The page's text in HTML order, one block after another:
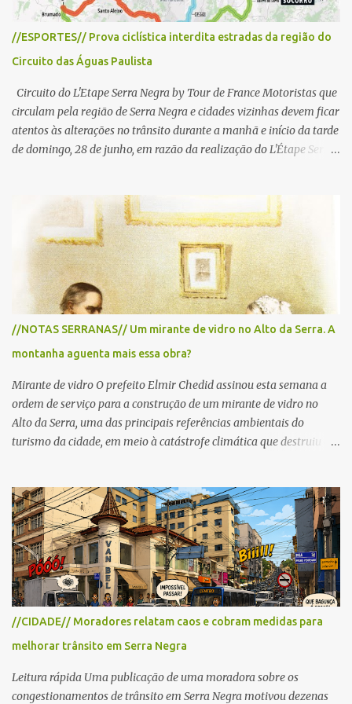
//ESPORTES// Prova ciclística interdita estradas da região do
Circuito das Águas Paulista
Circuito do L'Etape Serra Negra by Tour de France Motoristas que
circulam pela região de Serra Negra e cidades vizinhas devem ficar
atentos às alterações no trânsito durante a manhã e início da tarde
de domingo, 28 de junho, em razão da realização do L'Étape Serra
reunirá atletas de diferentes regiões do país e terá percursos
passando pelos municípios de Serra Negra, Amparo, Monte Alegre
do Sul, Lindoia e Socorro. Para garantir a segurança dos
participantes e do público, diversos trechos de rodovias e estradas
da região serão interditados temporariamente ao longo da prova.
A largada será na Rua Coronel Pedro Penteado, em Serra Negra,
para cerca de 2.000 ciclistas, às 6h30. De acordo com o
cronograma da organização e de todas as prefeituras envolvidas,
as interdições ocorrerão de forma programada e os trechos serão
//NOTAS SERRANAS// Um mirante de vidro no Alto da Serra. A
montanha aguenta mais essa obra?
Mirante de vidro O prefeito Elmir Chedid assinou esta semana a
ordem de serviço para a construção de um mirante de vidro no
Alto da Serra, uma das principais referências ambientais do
turismo da cidade, em meio à catástrofe climática que destruiu o
ambiental nas políticas públicas. Preservação permanente O Alto
da Serra está localizado em uma das Áreas de Preservação
Permanente no município, chamadas de APP no Código Florestal
Brasileiro, Lei nº 12.651/12. As APPS são protegidas com a função
ambiental de preservar os recursos hídricos, a paisagem, a
proteção do solo e a biodiversidade para assegurar a qualidade de
vida da população. No local já estão instaladas torres de
transmissão de televisão e telefonia celular, contêineres de uso
comercial, sanitário público, pequenas construções e uma rampa
obra? Im...
//CIDADE// Moradores relatam caos e cobram medidas para
melhorar trânsito em Serra Negra
Leitura rápida Uma publicação de uma moradora sobre os
congestionamentos de trânsito em Serra Negra motivou dezenas